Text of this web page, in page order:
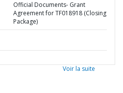
Official Documents- Grant
Agreement for TF018918 (Closing
Package)
Voir la suite